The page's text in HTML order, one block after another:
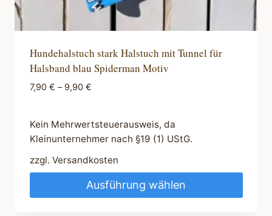
Hundehalstuch stark Halstuch mit Tunnel für
Halsband blau Spiderman Motiv
7,90 € – 9,90 €
Kein Mehrwertsteuerausweis, da
Kleinunternehmer nach §19 (1) UStG.
zzgl. Versandkosten
Ausführung wählen